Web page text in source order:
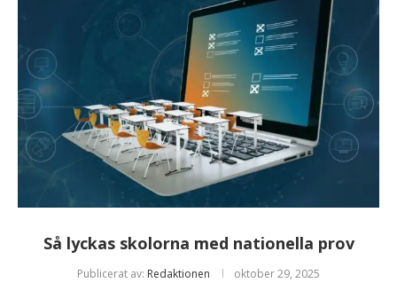
Så lyckas skolorna med nationella prov
Publicerat av: Redaktionen oktober 29, 2025